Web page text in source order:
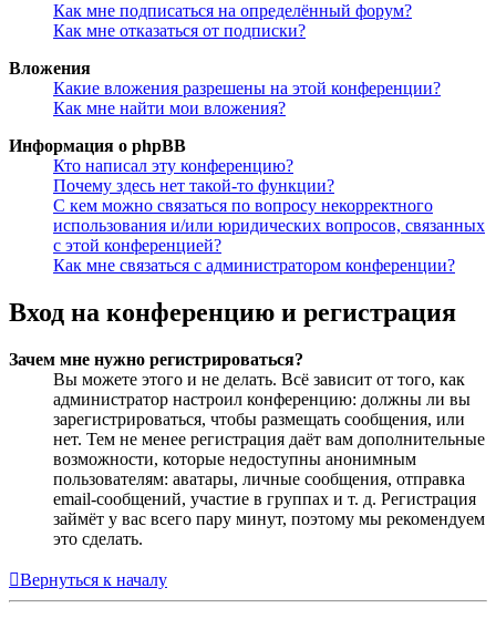
Как мне подписаться на определённый форум?
Как мне отказаться от подписки?
Вложения
Какие вложения разрешены на этой конференции?
Как мне найти мои вложения?
Информация о phpBB
Кто написал эту конференцию?
Почему здесь нет такой-то функции?
С кем можно связаться по вопросу некорректного
использования и/или юридических вопросов, связанных
с этой конференцией?
Как мне связаться с администратором конференции?
Вход на конференцию и регистрация
Зачем мне нужно регистрироваться?
Вы можете этого и не делать. Всё зависит от того, как
администратор настроил конференцию: должны ли вы
зарегистрироваться, чтобы размещать сообщения, или
нет. Тем не менее регистрация даёт вам дополнительные
возможности, которые недоступны анонимным
пользователям: аватары, личные сообщения, отправка
email-сообщений, участие в группах и т. д. Регистрация
займёт у вас всего пару минут, поэтому мы рекомендуем
это сделать.
Вернуться к началу